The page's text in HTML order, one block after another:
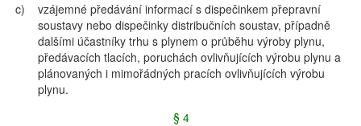
c)
vzájemné předávání informací s dispečinkem přepravní
soustavy nebo dispečinky distribučních soustav, případně
dalšími účastníky trhu s plynem o průběhu výroby plynu,
předávacích tlacích, poruchách ovlivňujících výrobu plynu a
plánovaných i mimořádných pracích ovlivňujících výrobu
plynu.
§ 4